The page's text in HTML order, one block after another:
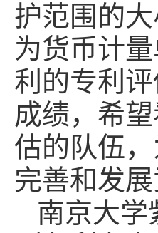
护范围的
为货币计
利的专利
成绩，希
估的队伍
完善和发展
南京大学